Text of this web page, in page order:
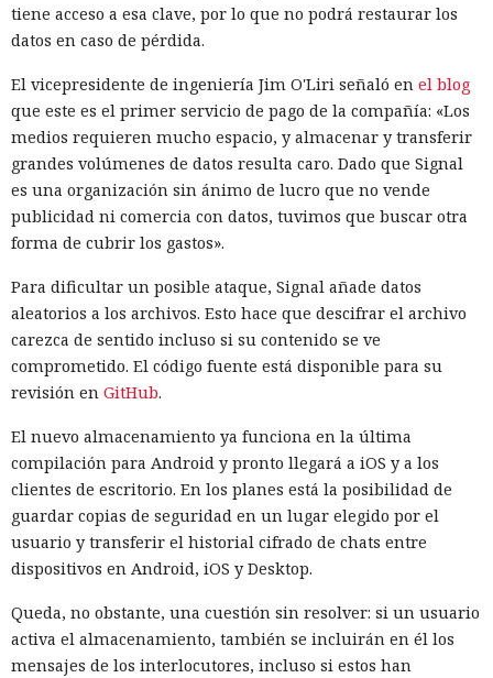
tiene acceso a esa clave, por lo que no podrá restaurar los
datos en caso de pérdida.
El vicepresidente de ingeniería Jim O'Liri señaló en el blog
que este es el primer servicio de pago de la compañía: «Los
medios requieren mucho espacio, y almacenar y transferir
grandes volúmenes de datos resulta caro. Dado que Signal
es una organización sin ánimo de lucro que no vende
publicidad ni comercia con datos, tuvimos que buscar otra
forma de cubrir los gastos».
Para dificultar un posible ataque, Signal añade datos
aleatorios a los archivos. Esto hace que descifrar el archivo
carezca de sentido incluso si su contenido se ve
comprometido. El código fuente está disponible para su
revisión en GitHub.
El nuevo almacenamiento ya funciona en la última
compilación para Android y pronto llegará a iOS y a los
clientes de escritorio. En los planes está la posibilidad de
guardar copias de seguridad en un lugar elegido por el
usuario y transferir el historial cifrado de chats entre
dispositivos en Android, iOS y Desktop.
Queda, no obstante, una cuestión sin resolver: si un usuario
activa el almacenamiento, también se incluirán en él los
mensajes de los interlocutores, incluso si estos han